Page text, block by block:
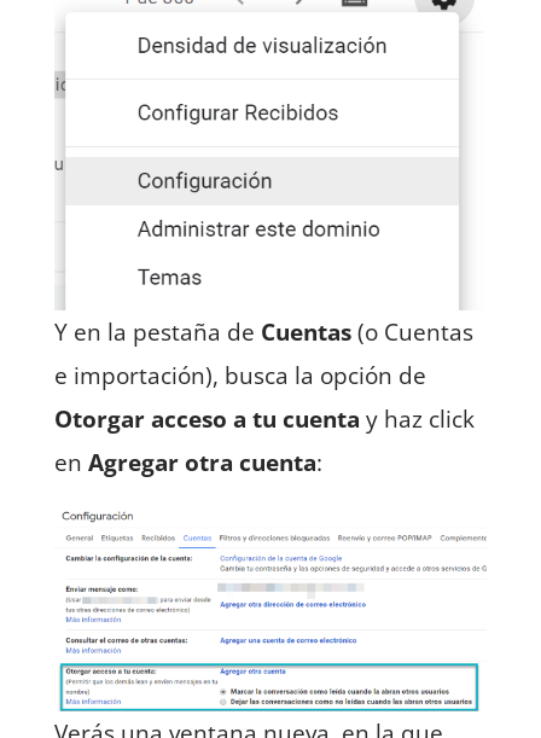
Y en la pestaña de Cuentas(o Cuentas
e importación), busca la opción de
Otorgar acceso a tu cuenta y haz click
en Agregar otra cuenta: